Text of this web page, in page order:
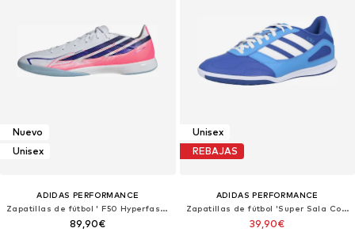
Nuevo
Unisex
ADIDAS PERFORMANCE
Zapatillas de fútbol ' F50 Hyperfast League Indoor Football Boots '
89,90€
Unisex
REBAJAS
ADIDAS PERFORMANCE
Zapatillas de fútbol 'Super Sala Competition III'
39,90€